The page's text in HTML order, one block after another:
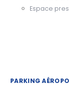
Espace
PARKING